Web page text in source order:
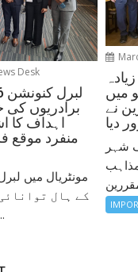
Desk
برادریوں
اہداف کا
منفرد موقع
کے ہال
عزم سے
میں
نے
دیا
شہر